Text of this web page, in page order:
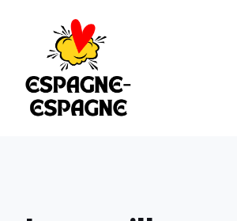
contenu